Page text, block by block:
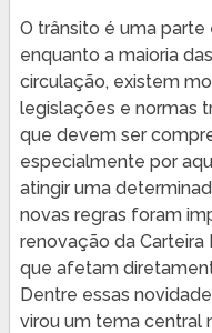
O trânsito é uma parte
enquanto a maioria
circulação, existem
legislações e normas
que devem ser
especialmente por
atingir uma
novas regras foram
renovação da Carteira
que afetam
Dentre essas
virou um tema central